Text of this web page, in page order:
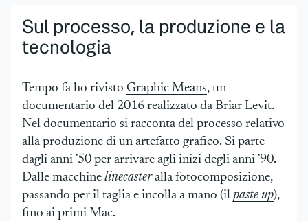
Sul processo, la produzione e la
tecnologia
Tempo fa ho rivisto Graphic Means, un
documentario del 2016 realizzato da Briar Levit.
Nel documentario si racconta del processo relativo
alla produzione di un artefatto grafico. Si parte
dagli anni ’50 per arrivare agli inizi degli anni ’90.
Dalle macchine linecasteralla fotocomposizione,
passando per il taglia e incolla a mano (il paste up),
fino ai primi Mac.